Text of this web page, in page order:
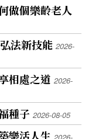
做個樂齡老人
法新技能2026-
相處之道2026-
種子2026-08-05
樂活人生